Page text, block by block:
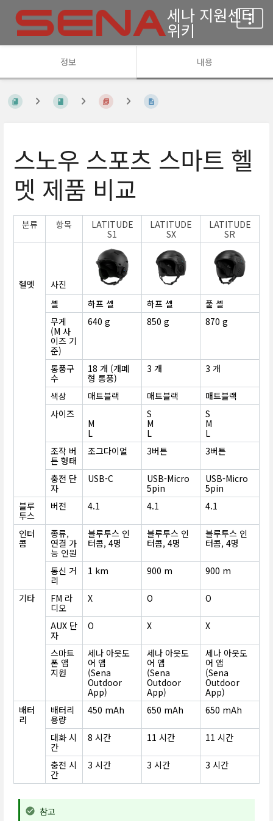
세나 지원센터
위키
정보 내용
스노우 스포츠 스마트 헬
멧 제품 비교
분류 항목
LATITUDE
S1
LATITUDE
SX
LATITUDE
SR
헬멧
사진
셸
하프 셸 하프 셸
풀 셸
무게
(M 사
이즈 기
준)
640 g 850 g 870 g
통풍구
수
18 개 (개폐
형 통풍)
3 개 3 개
색상 매트블랙 매트블랙
매트블랙
사이즈
M
L
S
M
L
S
M
L
조작 버
튼 형태
조그다이얼 3버튼 3버튼
충전 단
자
USB-C
USB-Micro
5pin
USB-Micro
5pin
블루
투스
버전 4.1 4.1 4.1
인터
콤
종류,
연결 가
능 인원
블루투스 인
터콤, 4명
블루투스 인
터콤, 4명
블루투스 인
터콤, 4명
통신 거
리
1 km 900 m 900 m
기타
FM 라
디오
X O O
AUX 단
자
O X X
스마트
폰 앱
지원
세나 아웃도
어 앱
(Sena
Outdoor
App)
세나 아웃도
어 앱
(Sena
Outdoor
App)
세나 아웃도
어 앱
(Sena
Outdoor
App)
배터
리
배터리
용량
450 mAh 650 mAh 650 mAh
대화 시
간
8 시간 11 시간 11 시간
충전 시
간
3 시간 3 시간 3 시간
참고